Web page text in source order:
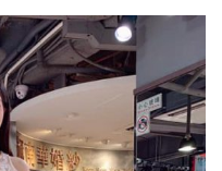
navigation